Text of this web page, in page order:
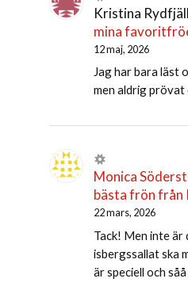
Kristina Rydfjäll
mina
12 maj, 2026
Jag har bara läst
men aldrig prövat
Monica
bästa frön från
22 mars, 2026
Tack! Men inte är
isbergssallat ska
är speciell och såå